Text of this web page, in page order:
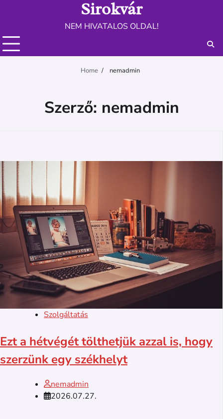
Sirokvár
NEM HIVATALOS OLDAL!
Home nemadmin
Szerző: nemadmin
Szolgáltatás
Ezt a hétvégét tölthetjük azzal is, hogy
szerzünk egy székhelyt
nemadmin
2026.07.27.